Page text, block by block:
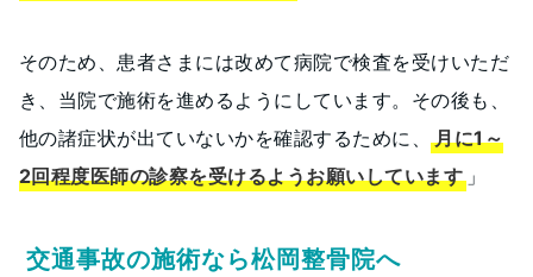
そのため、患者さまには改めて病院で検査を受けいただ
き、当院で施術を進めるようにしています。その後も、
他の諸症状が出ていないかを確認するために、月に1～
2回程度医師の診察を受けるようお願いしています 」
交通事故の施術なら松岡整骨院へ